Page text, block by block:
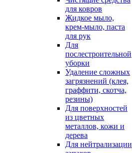
для ковров
Жидкое мыло,
крем-мыло, паста
для рук
Для
послестроительной
уборки
Удаление сложных
загрязнений (клея,
граффити, скотча,
резины)
Для поверхностей
из цветных
металлов, кожи и
дерева
Для нейтрализации